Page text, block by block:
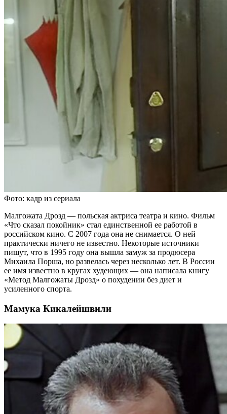
Фото: кадр из сериала
Малгожата Дрозд — польская актриса театра и кино. Фильм
«Что сказал покойник» стал единственной ее работой в
российском кино. С 2007 года она не снимается. О ней
практически ничего не известно. Некоторые источники
пишут, что в 1995 году она вышла замуж за продюсера
Михаила Порша, но развелась через несколько лет. В России
ее имя известно в кругах худеющих — она написала книгу
«Метод Малгожаты Дрозд» о похудении без диет и
усиленного спорта.
Мамука Кикалейшвили